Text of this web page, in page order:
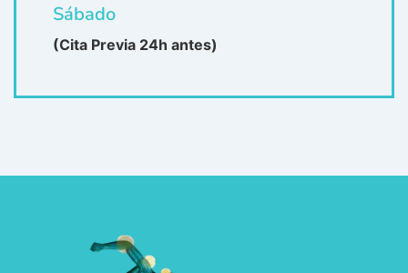
Sábado
(Cita Previa 24h antes)